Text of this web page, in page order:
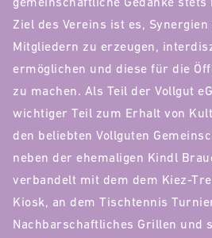
Ziel des Vereins ist es,
Mitgliedern zu erzeugen,
ermöglichen und diese für die
zu machen. Als Teil der Vollgut
wichtiger Teil zum Erhalt von
den beliebten Vollguten
neben der ehemaligen Kindl
verbandelt mit dem dem Kiez-
Kiosk, an dem Tischtennis
Nachbarschaftliches Grillen und